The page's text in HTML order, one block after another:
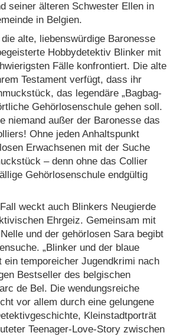
seiner älteren Schwester Ellen in
in Belgien.
alte, liebenswürdige Baronesse
Hobbydetektiv Blinker mit
Fälle konfrontiert. Die alte
Testament verfügt, dass ihr
das legendäre „Bagbag-
Gehörlosenschule gehen soll.
niemand außer der Baronesse das
Ohne jeden Anhaltspunkt
Erwachsenen mit der Suche
– denn ohne das Collier
Gehörlosenschule endgültig
weckt auch Blinkers Neugierde
Ehrgeiz. Gemeinsam mit
und der gehörlosen Sara begibt
„Blinker und der blaue
ein temporeicher Jugendkrimi nach
Bestseller des belgischen
de Bel. Die wendungsreiche
vor allem durch eine gelungene
Kleinstadtporträt
Teenager-Love-Story zwischen